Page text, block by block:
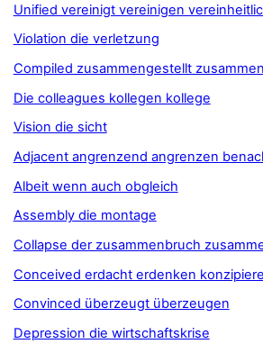
Unified vereinigt vereinigen
Violation die verletzung
Compiled zusammengestellt
Die colleagues kollegen kollege
Vision die sicht
Adjacent angrenzend angrenzen
Albeit wenn auch obgleich
Assembly die montage
Collapse der zusammenbruch
Conceived erdacht erdenken
Convinced überzeugt überzeugen
Depression die wirtschaftskrise